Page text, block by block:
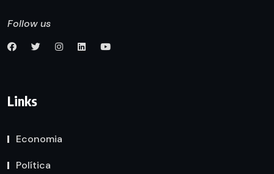
Follow us
Links
Economia
Política